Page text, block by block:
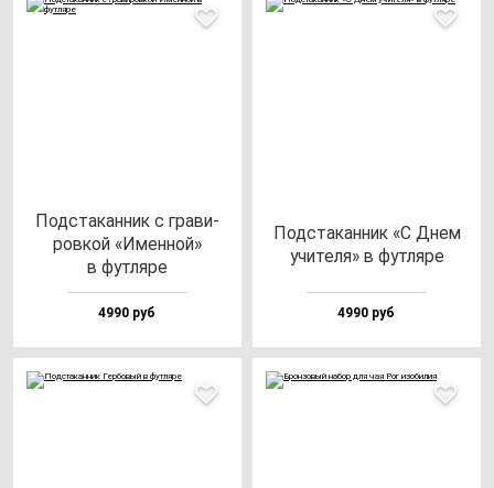
Под­ста­кан­ник с гра­ви­
ров­кой «Имен­ной»
в фут­ля­ре
4990 руб
Под­ста­кан­ник «С Днем
учи­те­ля» в фут­ля­ре
4990 руб